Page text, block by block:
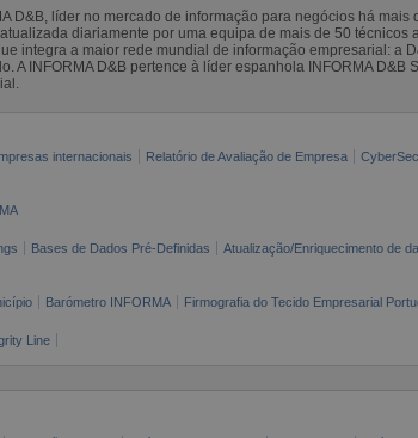
D&B, líder no mercado de informação para negócios há mais
diariamente por uma equipa de mais de 50 técnicos
integra a maior rede mundial de informação empresarial: a
A INFORMA D&B pertence à líder espanhola INFORMA D&B
internacionais Relatório de Avaliação de Empresa
Bases de Dados Pré-Definidas Atualização/Enriquecimento de
Barómetro INFORMA Firmografia do Tecido Empresarial
Line